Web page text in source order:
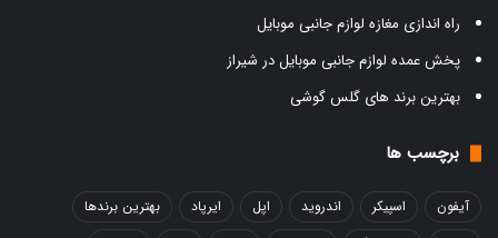
راه اندازی مغازه لوازم جانبی موبایل
پخش عمده لوازم جانبی موبایل در شیراز
بهترین برند های گلس گوشی
برچسب ها
آیفون اسپیکر اندروید اپل ایرپاد
بهترین برندها